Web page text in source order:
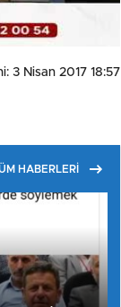
3 Nisan 2017 18:57
HABERLERİ